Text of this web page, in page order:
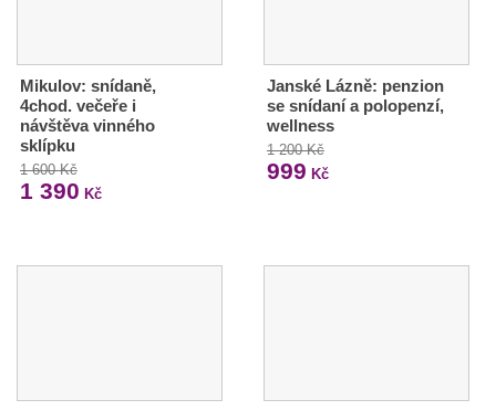
Mikulov: snídaně,
4chod. večeře i
návštěva vinného
sklípku
1 600 Kč
1 390 Kč
Janské Lázně: penzion
se snídaní a polopenzí,
wellness
1 200 Kč
999 Kč